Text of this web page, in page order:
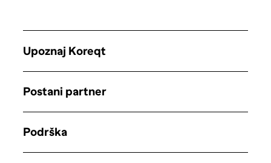
Upoznaj Koreqt
Postani partner
Podrška